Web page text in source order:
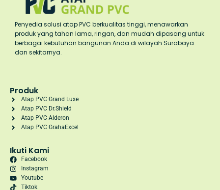
Penyedia solusi atap PVC berkualitas tinggi, menawarkan
produk yang tahan lama, ringan, dan mudah dipasang untuk
berbagai kebutuhan bangunan Anda di wilayah Surabaya
dan sekitarnya.
Produk
Atap PVC Grand Luxe
Atap PVC Dr.Shield
Atap PVC Alderon
Atap PVC GrahaExcel
Ikuti Kami
Facebook
Instagram
Youtube
Tiktok